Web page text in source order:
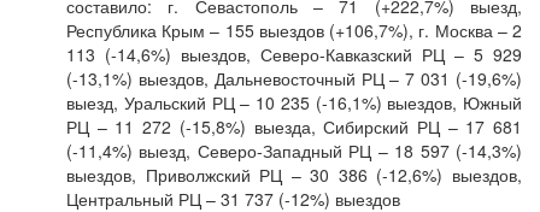
составило: г. Севастополь – 71 (+222,7%) выезд,
Республика Крым – 155 выездов (+106,7%), г. Москва – 2
113 (-14,6%) выездов, Северо-Кавказский РЦ – 5 929
(-13,1%) выездов, Дальневосточный РЦ – 7 031 (-19,6%)
выезд, Уральский РЦ – 10 235 (-16,1%) выездов, Южный
РЦ – 11 272 (-15,8%) выезда, Сибирский РЦ – 17 681
(-11,4%) выезд, Северо-Западный РЦ – 18 597 (-14,3%)
выездов, Приволжский РЦ – 30 386 (-12,6%) выездов,
Центральный РЦ – 31 737 (-12%) выездов